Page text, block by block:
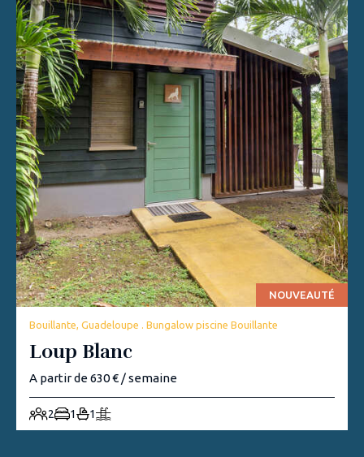
NOUVEAUTÉ
Bouillante, Guadeloupe . Bungalow piscine Bouillante
Loup Blanc
A partir de 630 € / semaine
2 1 1